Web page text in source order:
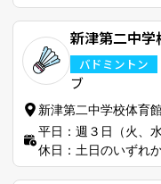
新津第二中
バドミントン
ブ
新津第二中学校体育
平日：週３日（火、
休日：土日のいずれ